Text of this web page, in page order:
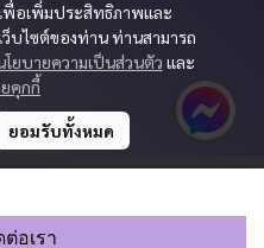
อเรา
พื่อเพิ่มประสิทธิภาพและ
บไซต์ของท่าน ท่านสามารถ
โยบายความเป็นส่วนตัว และ
คุกกี้
ยอมรับทั้งหมด
by KBM PART & TRADING
นนี้531